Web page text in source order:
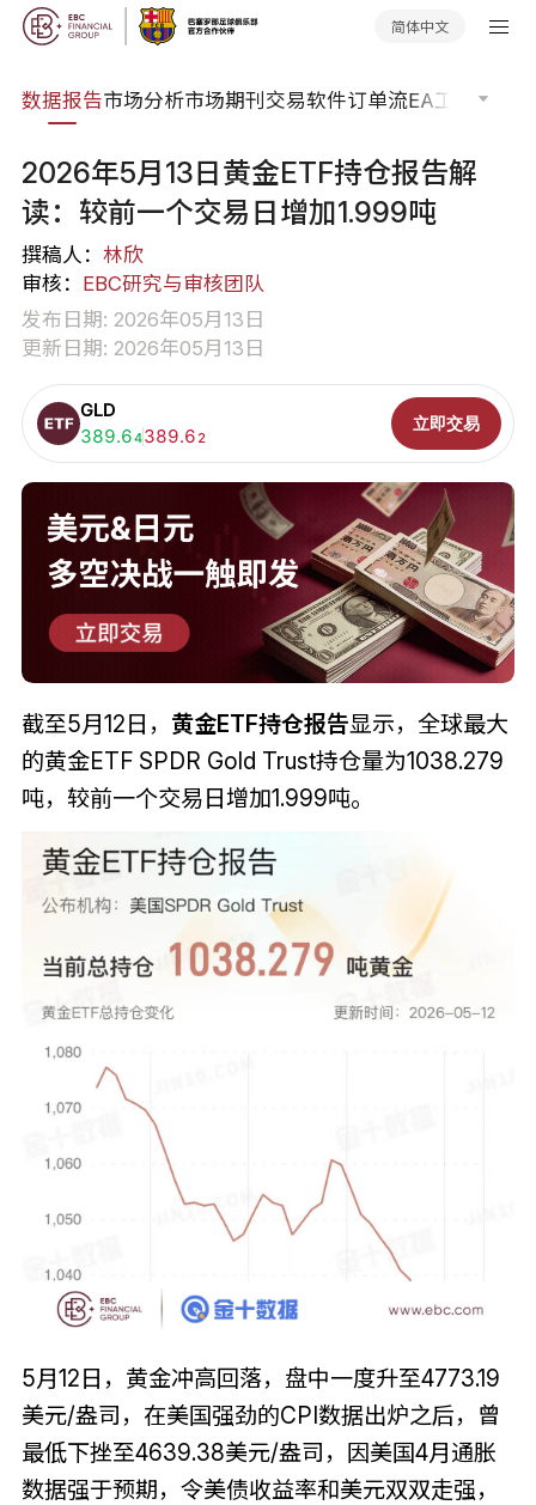
简体中文
数据报告市场分析市场期刊交易软件订单流EA工具库
2026年5月13日黄金ETF持仓报告解
读：较前一个交易日增加1.999吨
撰稿人： 林欣
审核： EBC研究与审核团队
发布日期: 2026年05月13日
更新日期: 2026年05月13日
GLD
买入:
389.64卖出:
389.6 2
立即交易
截至5月12日， 黄金ETF持仓报告显示，全球最大
的黄金ETF SPDR Gold Trust持仓量为1038.279
吨，较前一个交易日增加1.999吨。
5月12日，黄金冲高回落，盘中一度升至4773.19
美元/盎司，在美国强劲的CPI数据出炉之后，曾
最低下挫至4639.38美元/盎司，因美国4月通胀
数据强于预期，令美债收益率和美元双双走强，